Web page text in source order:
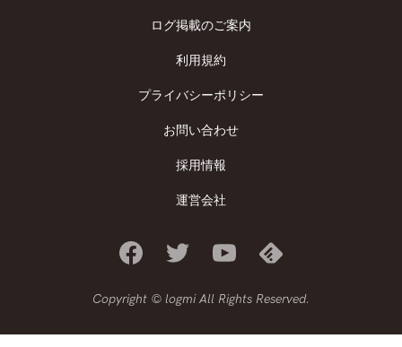
ログ掲載のご案内
利用規約
プライバシーポリシー
お問い合わせ
採用情報
運営会社
Copyright © logmi All Rights Reserved.